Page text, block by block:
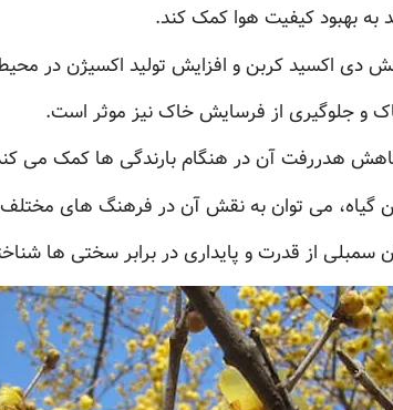
به بهبود کیفیت هوا کمک کند.
دی اکسید کربن و افزایش تولید اکسیژن در
و جلوگیری از فرسایش خاک نیز موثر است.
هدررفت آن در هنگام بارندگی ها کمک می
گیاه، می توان به نقش آن در فرهنگ های مختلف
سمبلی از قدرت و پایداری در برابر سختی ها